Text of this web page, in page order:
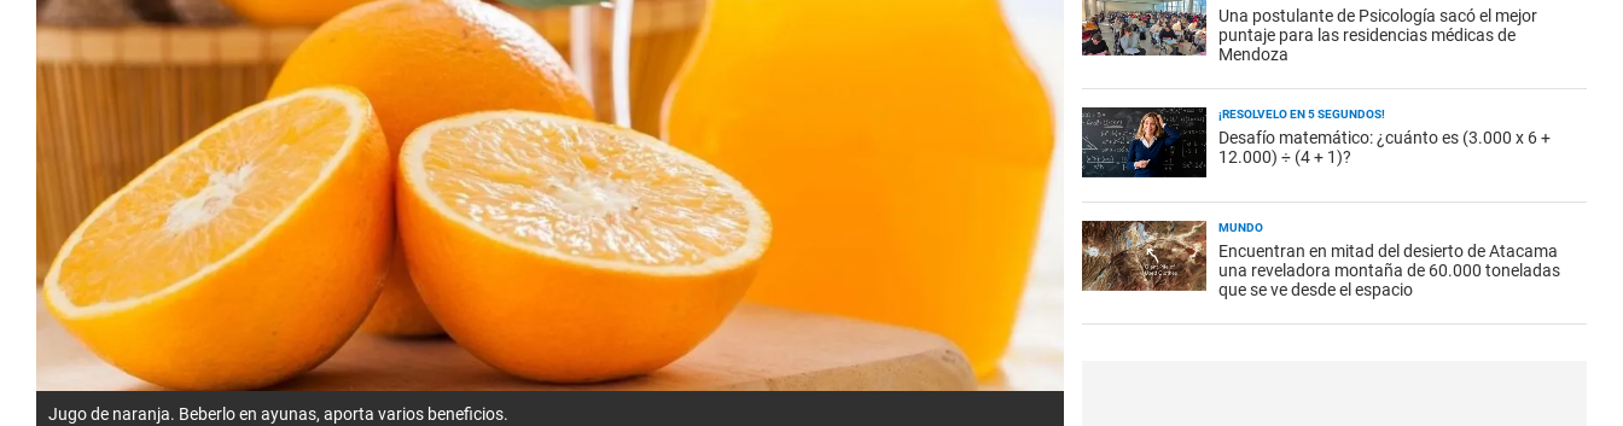
Jugo de naranja. Beberlo en ayunas, aporta varios beneficios.
Una postulante de Psicología sacó el mejor
puntaje para las residencias médicas de
Mendoza
¡RESOLVELO EN 5 SEGUNDOS!
Desafío matemático: ¿cuánto es (3.000 x 6 +
12.000) ÷ (4 + 1)?
MUNDO
Encuentran en mitad del desierto de Atacama
una reveladora montaña de 60.000 toneladas
que se ve desde el espacio